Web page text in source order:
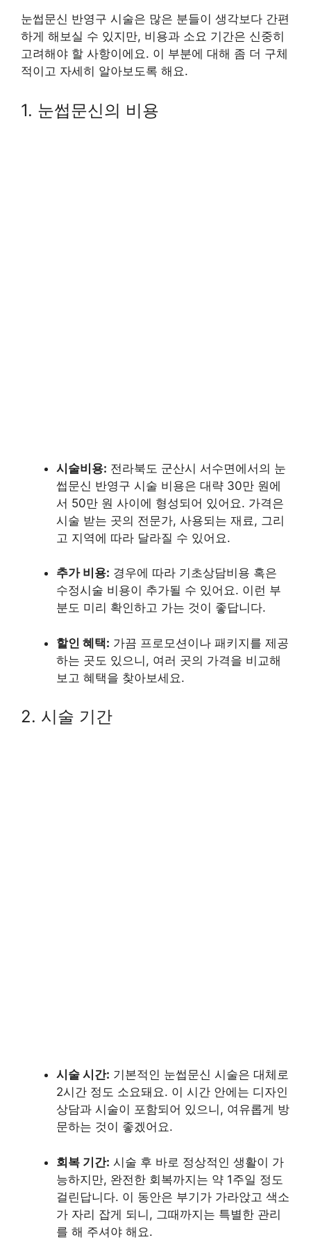
눈썹문신 반영구 시술은 많은 분들이 생각보다 간편
하게 해보실 수 있지만, 비용과 소요 기간은 신중히
고려해야 할 사항이에요. 이 부분에 대해 좀 더 구체
적이고 자세히 알아보도록 해요.
1. 눈썹문신의 비용
시술비용: 전라북도 군산시 서수면에서의 눈
썹문신 반영구 시술 비용은 대략 30만 원에
서 50만 원 사이에 형성되어 있어요. 가격은
시술 받는 곳의 전문가, 사용되는 재료, 그리
고 지역에 따라 달라질 수 있어요.
추가 비용: 경우에 따라 기초상담비용 혹은
수정시술 비용이 추가될 수 있어요. 이런 부
분도 미리 확인하고 가는 것이 좋답니다.
할인 혜택: 가끔 프로모션이나 패키지를 제공
하는 곳도 있으니, 여러 곳의 가격을 비교해
보고 혜택을 찾아보세요.
2. 시술 기간
시술 시간: 기본적인 눈썹문신 시술은 대체로
2시간 정도 소요돼요. 이 시간 안에는 디자인
상담과 시술이 포함되어 있으니, 여유롭게 방
문하는 것이 좋겠어요.
회복 기간: 시술 후 바로 정상적인 생활이 가
능하지만, 완전한 회복까지는 약 1주일 정도
걸린답니다. 이 동안은 부기가 가라앉고 색소
가 자리 잡게 되니, 그때까지는 특별한 관리
를 해 주셔야 해요.